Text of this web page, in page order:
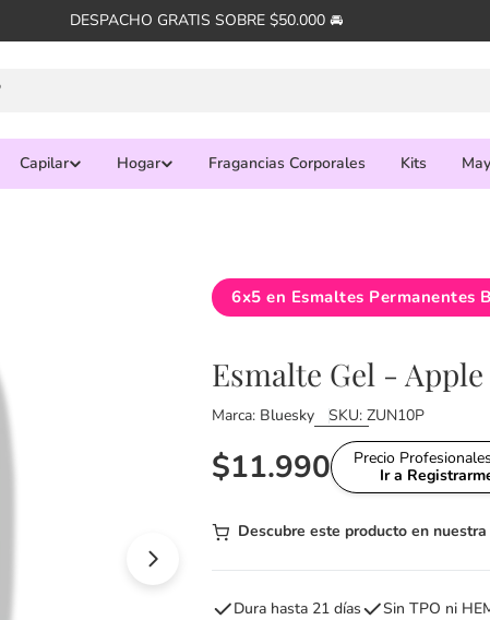
DESPACHO GRATIS SOBRE $50.000 🚘
Capilar Hogar Fragancias Corporales Kits
Abrir medios 1 en modal
6x5 en Esmaltes Permanentes
Esmalte Gel - Apple
Marca: Bluesky SKU: ZUN10P
Precio
$11.990
Precio
Ir a
Descubre este producto en nuestra
Dura hasta 21 días Sin TPO ni